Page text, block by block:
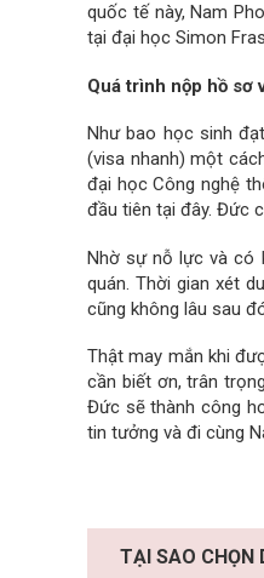
quốc tế này, Nam
tại đại học Simon
Quá trình nộp hồ sơ
Như bao học sinh
(visa nhanh) một
đại học Công nghệ
đầu tiên tại đây. Đức
Nhờ sự nỗ lực và có
quán. Thời gian xét
cũng không lâu sau
Thật may mắn khi
cần biết ơn, trân
Đức sẽ thành công
tin tưởng và đi cùng
TẠI SAO CHỌN